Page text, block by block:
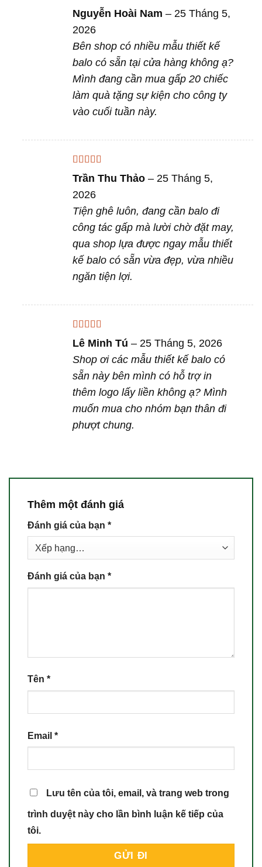
Được xếp
hạng55 sao
Nguyễn Hoài Nam– 25 Tháng 5,
2026
Bên shop có nhiều mẫu thiết kế
balo có sẵn tại cửa hàng không ạ?
Mình đang cần mua gấp 20 chiếc
làm quà tặng sự kiện cho công ty
vào cuối tuần này.
Được xếp
hạng5 5 sao
Trần Thu Thảo– 25 Tháng 5,
2026
Tiện ghê luôn, đang cần balo đi
công tác gấp mà lười chờ đặt may,
qua shop lựa được ngay mẫu thiết
kế balo có sẵn vừa đẹp, vừa nhiều
ngăn tiện lợi.
Được xếp
hạng55 sao
Lê Minh Tú– 25 Tháng 5, 2026
Shop ơi các mẫu thiết kế balo có
sẵn này bên mình có hỗ trợ in
thêm logo lấy liền không ạ? Mình
muốn mua cho nhóm bạn thân đi
phượt chung.
Thêm một đánh giá
Đánh giá của bạn *
Đánh giá của bạn *
Tên *
Email *
Lưu tên của tôi, email, và trang web trong
trình duyệt này cho lần bình luận kế tiếp của
tôi.